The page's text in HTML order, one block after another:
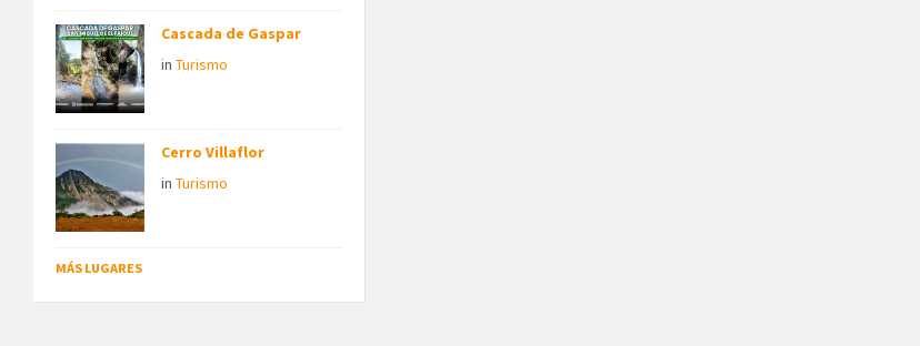
Cascada de Gaspar
in Turismo
Cerro Villaflor
in Turismo
MÁS LUGARES